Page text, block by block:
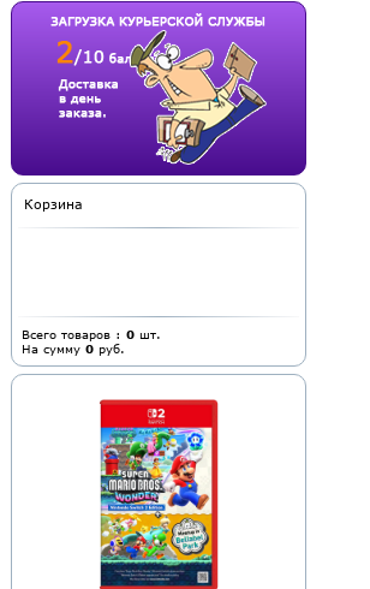
Корзина
Всего товаров : 0 шт.
На сумму 0 руб.